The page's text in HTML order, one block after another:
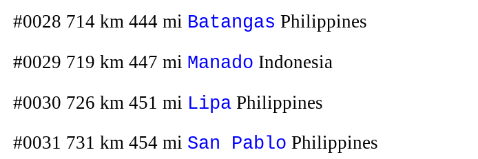
#0028 714 km 444 mi Batangas Philippines
#0029 719 km 447 mi Manado Indonesia
#0030 726 km 451 mi LipaPhilippines
#0031 731 km 454 mi San Pablo Philippines